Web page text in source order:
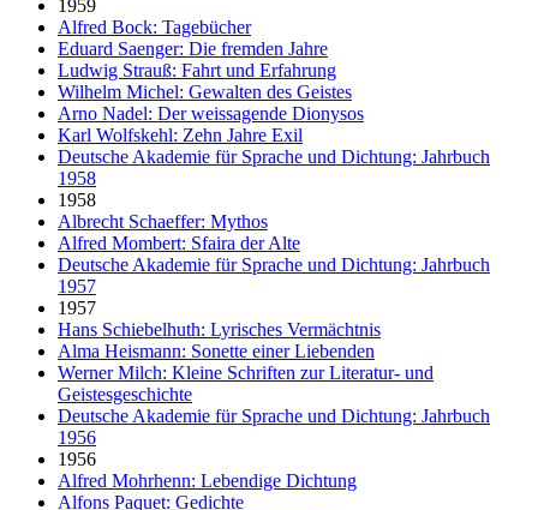
1959
Alfred Bock: Tagebücher
Eduard Saenger: Die fremden Jahre
Ludwig Strauß: Fahrt und Erfahrung
Wilhelm Michel: Gewalten des Geistes
Arno Nadel: Der weissagende Dionysos
Karl Wolfskehl: Zehn Jahre Exil
Deutsche Akademie für Sprache und Dichtung: Jahrbuch
1958
1958
Albrecht Schaeffer: Mythos
Alfred Mombert: Sfaira der Alte
Deutsche Akademie für Sprache und Dichtung: Jahrbuch
1957
1957
Hans Schiebelhuth: Lyrisches Vermächtnis
Alma Heismann: Sonette einer Liebenden
Werner Milch: Kleine Schriften zur Literatur- und
Geistesgeschichte
Deutsche Akademie für Sprache und Dichtung: Jahrbuch
1956
1956
Alfred Mohrhenn: Lebendige Dichtung
Alfons Paquet: Gedichte